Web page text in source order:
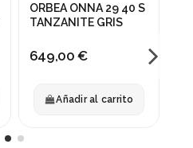
ORBEA ONNA 29 40 S
TANZANITE GRIS
649,00 €
Añadir al carrito